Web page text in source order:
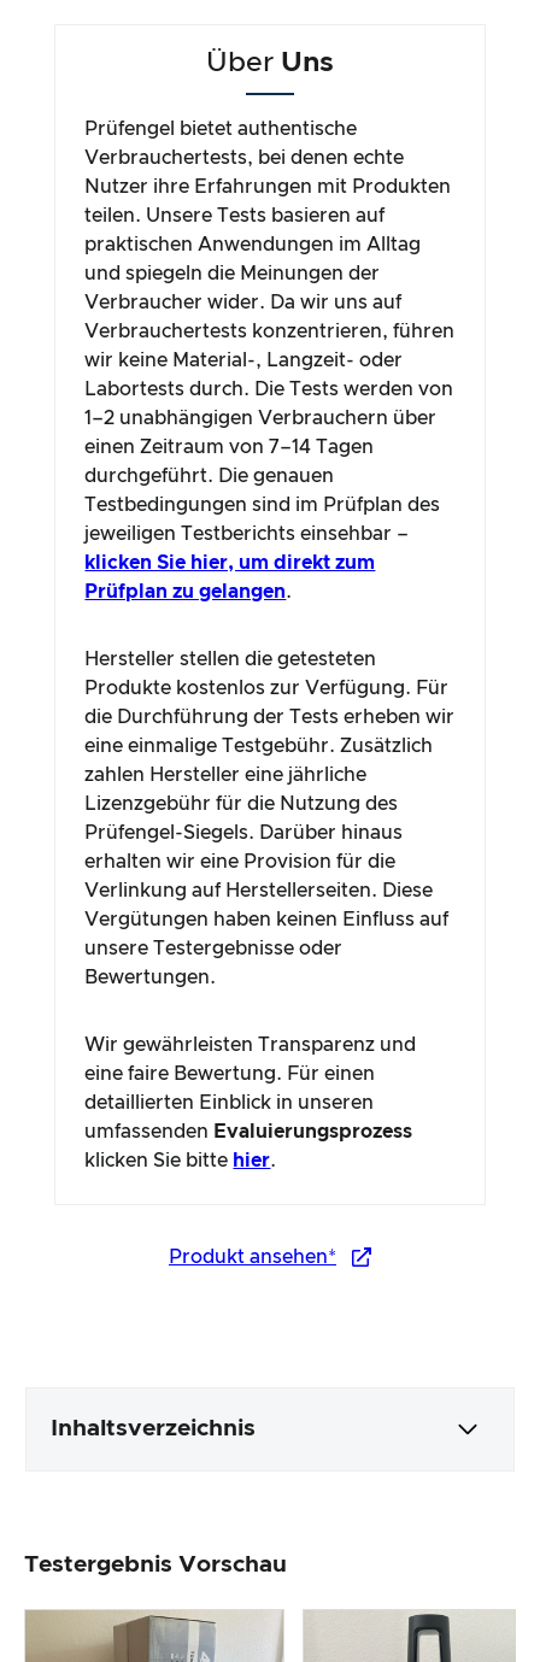
Über Uns
Prüfengel bietet authentische
Verbrauchertests, bei denen echte
Nutzer ihre Erfahrungen mit Produkten
teilen. Unsere Tests basieren auf
praktischen Anwendungen im Alltag
und spiegeln die Meinungen der
Verbraucher wider. Da wir uns auf
Verbrauchertests konzentrieren, führen
wir keine Material-, Langzeit- oder
Labortests durch. Die Tests werden von
1–2 unabhängigen Verbrauchern über
einen Zeitraum von 7–14 Tagen
durchgeführt. Die genauen
Testbedingungen sind im Prüfplan des
jeweiligen Testberichts einsehbar –
klicken Sie hier, um direkt zum
Prüfplan zu gelangen.
Hersteller stellen die getesteten
Produkte kostenlos zur Verfügung. Für
die Durchführung der Tests erheben wir
eine einmalige Testgebühr. Zusätzlich
zahlen Hersteller eine jährliche
Lizenzgebühr für die Nutzung des
Prüfengel-Siegels. Darüber hinaus
erhalten wir eine Provision für die
Verlinkung auf Herstellerseiten. Diese
Vergütungen haben keinen Einfluss auf
unsere Testergebnisse oder
Bewertungen.
Wir gewährleisten Transparenz und
eine faire Bewertung. Für einen
detaillierten Einblick in unseren
umfassenden Evaluierungsprozess
klicken Sie bitte hier.
Produkt ansehen*
Inhaltsverzeichnis
Produktverarbeitung & Erscheinungsbild
Der Praxistest
Testergebnis Vorschau